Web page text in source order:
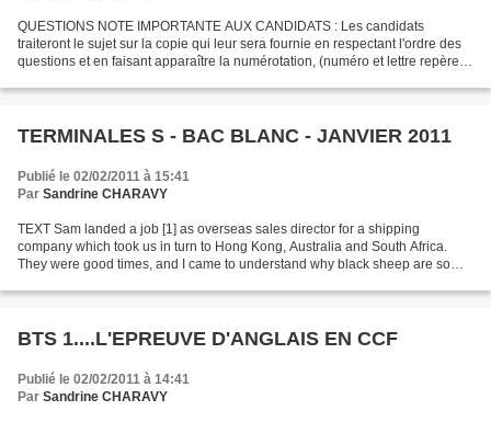
QUESTIONS NOTE IMPORTANTE AUX CANDIDATS : Les candidats
traiteront le sujet sur la copie qui leur sera fournie en respectant l'ordre des
questions et en faisant apparaître la numérotation, (numéro et lettre repère le
TERMINALES S - BAC BLANC - JANVIER 2011
Publié le 02/02/2011 à 15:41
Par Sandrine CHARAVY
TEXT Sam landed a job [1] as overseas sales director for a shipping
company which took us in turn to Hong Kong, Australia and South Africa.
They were good times, and I came to understand why black sheep are so
BTS 1....L'EPREUVE D'ANGLAIS EN CCF
Publié le 02/02/2011 à 14:41
Par Sandrine CHARAVY